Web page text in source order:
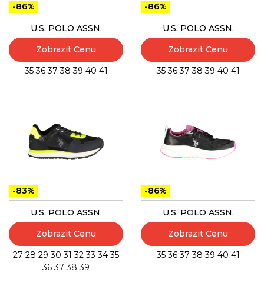
-86%
U.S. POLO ASSN.
Zobrazit Cenu
35 36 37 38 39 40 41
-86%
U.S. POLO ASSN.
Zobrazit Cenu
35 36 37 38 39 40 41
-83%
U.S. POLO ASSN.
Zobrazit Cenu
27 28 29 30 31 32 33 34 35
36 37 38 39
-86%
U.S. POLO ASSN.
Zobrazit Cenu
35 36 37 38 39 40 41